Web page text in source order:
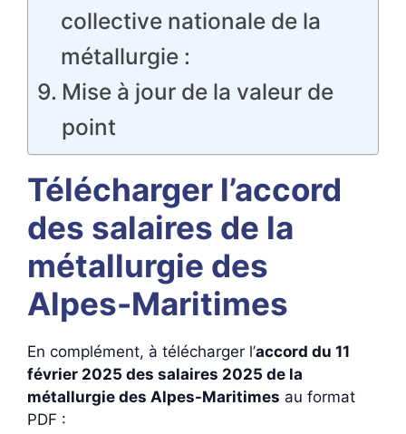
collective nationale de la
métallurgie :
Mise à jour de la valeur de
point
Télécharger l’accord
des salaires de la
métallurgie des
Alpes-Maritimes
En complément, à télécharger l’accord du 11
février 2025 des salaires 2025 de la
métallurgie des Alpes-Maritimes au format
PDF :